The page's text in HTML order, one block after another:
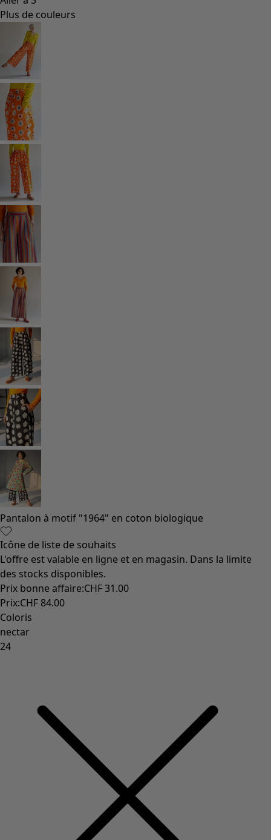
Plus de couleurs
Pantalon à motif "1964" en coton biologique
Icône de liste de souhaits
L'offre est valable en ligne et en magasin. Dans la limite
des stocks disponibles.
Prix bonne affaire:CHF 31.00
Prix:CHF 84.00
Coloris
nectar
24